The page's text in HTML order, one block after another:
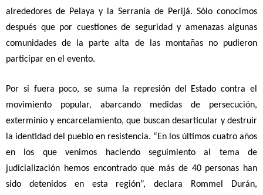
alrededores de Pelaya y la Serranía de Perijá. Sólo conocimos
después que por cuestiones de seguridad y amenazas algunas
comunidades de la parte alta de las montañas no pudieron
participar en el evento.
Por si fuera poco, se suma la represión del Estado contra el
movimiento popular, abarcando medidas de persecución,
exterminio y encarcelamiento, que buscan desarticular y destruir
la identidad del pueblo en resistencia. “En los últimos cuatro años
en los que venimos haciendo seguimiento al tema de
judicialización hemos encontrado que más de 40 personas han
sido detenidos en esta región”, declara Rommel Durán,